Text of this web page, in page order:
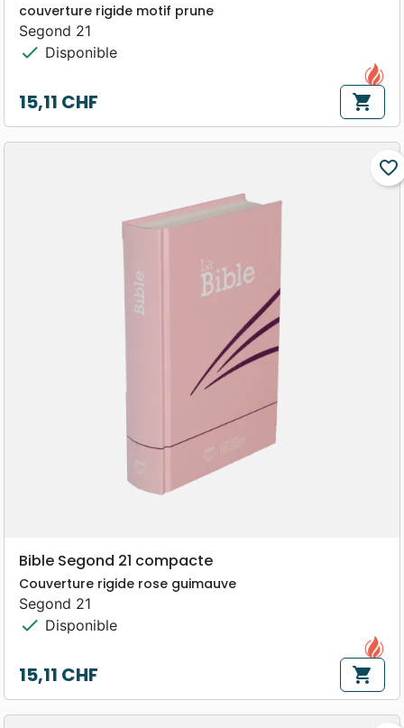
couverture rigide motif prune
Segond 21
check Disponible
Prix
15,11 CHF shopping_cart
favorite_border
Bible Segond 21 compacte
Couverture rigide rose guimauve
Segond 21
check Disponible
Prix
15,11 CHF shopping_cart